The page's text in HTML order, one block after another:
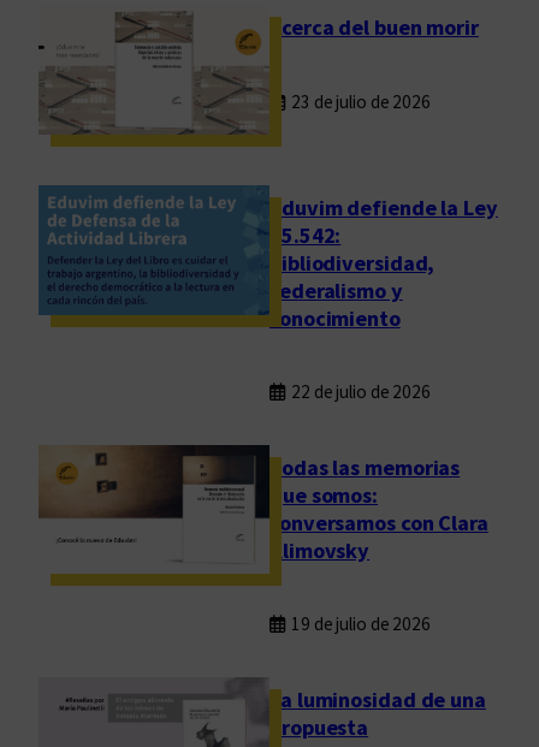
Acerca del buen morir
23 de julio de 2026
Eduvim defiende la Ley
25.542:
bibliodiversidad,
federalismo y
conocimiento
22 de julio de 2026
Todas las memorias
que somos:
conversamos con Clara
Klimovsky
19 de julio de 2026
La luminosidad de una
propuesta